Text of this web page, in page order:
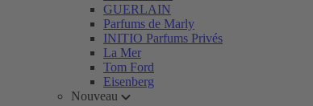
GUERLAIN
Parfums de Marly
INITIO Parfums Privés
La Mer
Tom Ford
Eisenberg
Nouveau